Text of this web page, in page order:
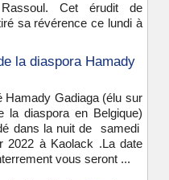
Cet érudit de
sa révérence ce lundi à
la diaspora Hamady
Hamady Gadiaga (élu sur
la diaspora en Belgique)
dans la nuit de samedi
2022 à Kaolack .La date
vous seront ...